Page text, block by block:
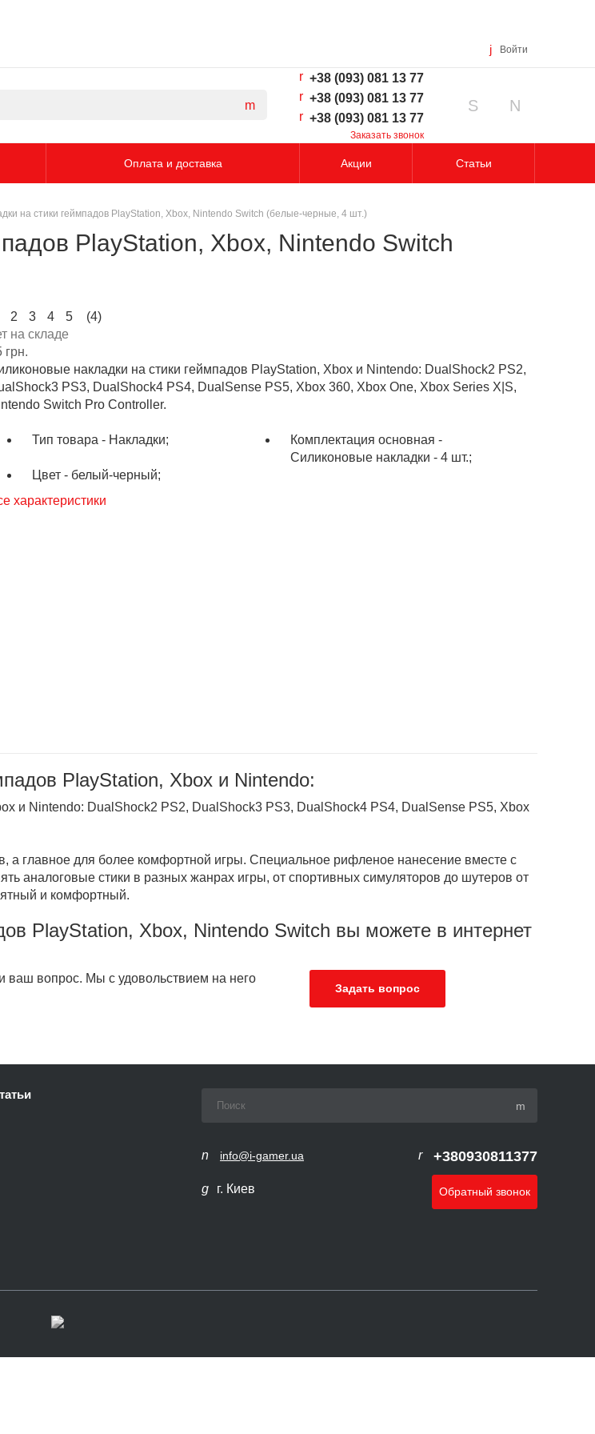
Войти
+38 (093) 081 13 77
+38 (093) 081 13 77
+38 (093) 081 13 77
Заказать звонок
Оплата и доставка Акции Статьи
на стики геймпадов PlayStation, Xbox, Nintendo Switch (белые-черные, 4 шт.)
PlayStation, Xbox, Nintendo Switch
2 3 4 5
(4)
на складе
грн.
накладки на стики геймпадов PlayStation, Xbox и Nintendo: DualShock2 PS2,
PS3, DualShock4 PS4, DualSense PS5, Xbox 360, Xbox One, Xbox Series X|S,
Switch Pro Controller.
Тип товара - Накладки;
Комплектация основная -
Силиконовые накладки - 4 шт.;
Цвет - белый-черный;
характеристики
PlayStation, Xbox и Nintendo:
и Nintendo: DualShock2 PS2, DualShock3 PS3, DualShock4 PS4, DualSense PS5, Xbox
а главное для более комфортной игры. Специальное рифленое нанесение вместе с
аналоговые стики в разных жанрах игры, от спортивных симуляторов до шутеров от
и комфортный.
PlayStation, Xbox, Nintendo Switch вы можете в интернет
ваш вопрос. Мы с удовольствием на него
Задать вопрос
info@i-gamer.ua
г. Киев
+380930811377
Обратный звонок